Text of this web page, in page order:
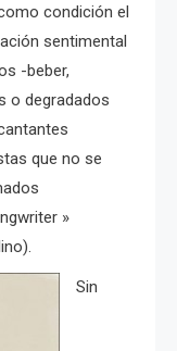
condición el
sentimental
-beber,
o degradados
que no se
»
Sin